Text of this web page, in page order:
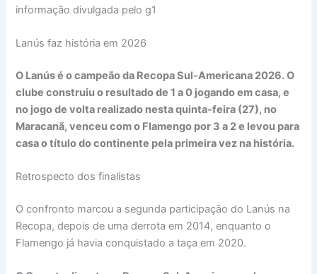
informação divulgada pelo g1
Lanús faz história em 2026
O Lanús é o campeão da Recopa Sul-Americana 2026. O
clube construiu o resultado de 1 a 0 jogando em casa, e
no jogo de volta realizado nesta quinta-feira (27), no
Maracanã, venceu com o Flamengo por 3 a 2 e levou para
casa o título do continente pela primeira vez na história.
Retrospecto dos finalistas
O confronto marcou a segunda participação do Lanús na
Recopa, depois de uma derrota em 2014, enquanto o
Flamengo já havia conquistado a taça em 2020.